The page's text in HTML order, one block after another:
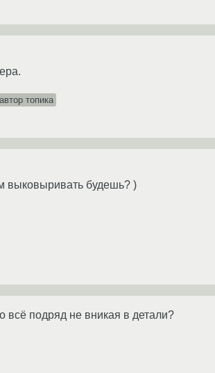
автор топика
выковыривать будешь? )
всё подряд не вникая в детали?